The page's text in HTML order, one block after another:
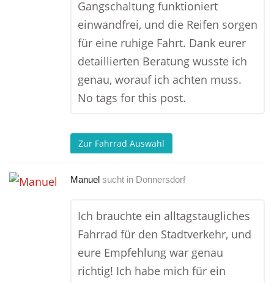
Gangschaltung funktioniert
einwandfrei, und die Reifen sorgen
für eine ruhige Fahrt. Dank eurer
detaillierten Beratung wusste ich
genau, worauf ich achten muss.
No tags for this post.
Zur Fahrrad Auswahl
Manuel sucht in Donnersdorf
Ich brauchte ein alltagstaugliches
Fahrrad für den Stadtverkehr, und
eure Empfehlung war genau
richtig! Ich habe mich für ein